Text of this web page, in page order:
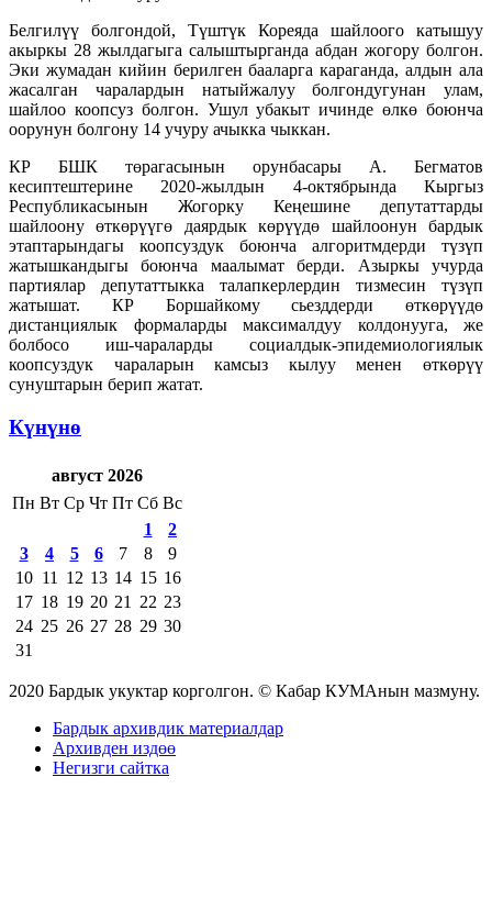
Белгилүү болгондой, Түштүк Кореяда шайлоого катышуу
акыркы 28 жылдагыга салыштырганда абдан жогору болгон.
Эки жумадан кийин берилген бааларга караганда, алдын ала
жасалган чаралардын натыйжалуу болгондугунан улам,
шайлоо коопсуз болгон. Ушул убакыт ичинде өлкө боюнча
оорунун болгону 14 учуру ачыкка чыккан.
КР БШК төрагасынын орунбасары А. Бегматов
кесиптештерине 2020-жылдын 4-октябрында Кыргыз
Республикасынын Жогорку Кеңешине депутаттарды
шайлоону өткөрүүгө даярдык көрүүдө шайлоонун бардык
этаптарындагы коопсуздук боюнча алгоритмдерди түзүп
жатышкандыгы боюнча маалымат берди. Азыркы учурда
партиялар депутаттыкка талапкерлердин тизмесин түзүп
жатышат. КР Боршайкому сьезддерди өткөрүүдө
дистанциялык формаларды максималдуу колдонууга, же
болбосо иш-чараларды социалдык-эпидемиологиялык
коопсуздук чараларын камсыз кылуу менен өткөрүү
сунуштарын берип жатат.
Күнүнө
август 2026
Пн Вт Ср Чт Пт Сб Вс
1
2
3
4 5 6 7 8
9
10 11 12 13 14 15 16
17 18 19 20 21 22 23
24 25 26 27 28 29 30
31
2020 Бардык укуктар корголгон. © Кабар КУМАнын мазмуну.
Бардык архивдик материалдар
Архивден издөө
Негизги сайтка